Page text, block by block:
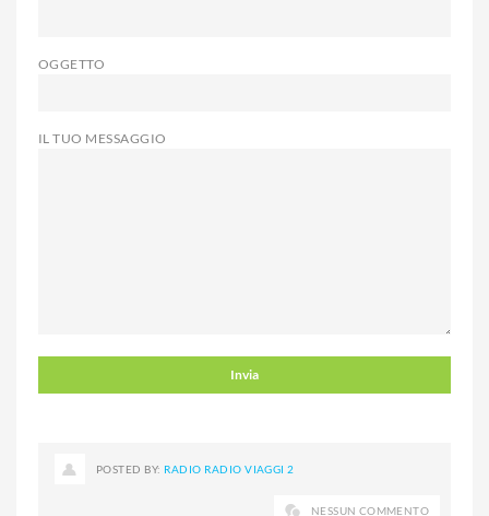
OGGETTO
IL TUO MESSAGGIO
POSTED BY: RADIO RADIO VIAGGI 2
NESSUN COMMENTO